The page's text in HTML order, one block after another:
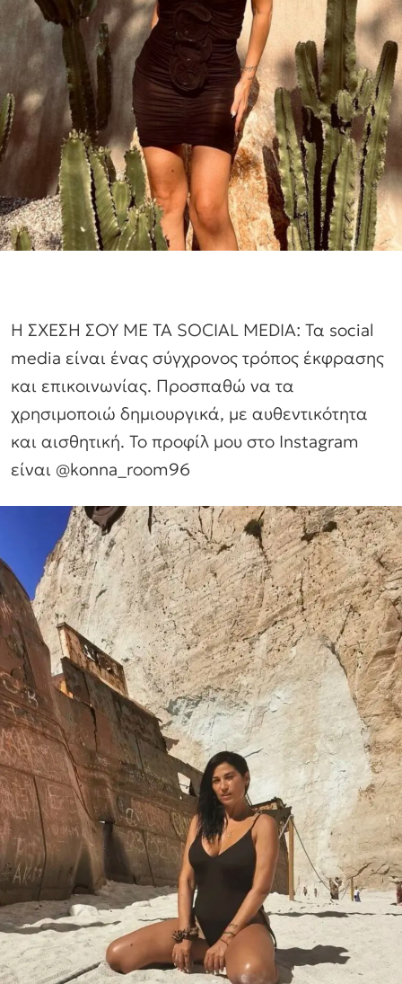
Η ΣΧΕΣΗ ΣΟΥ ΜΕ ΤΑ SOCIAL MEDIA: Τα social
media είναι ένας σύγχρονος τρόπος έκφρασης
και επικοινωνίας. Προσπαθώ να τα
χρησιμοποιώ δημιουργικά, με αυθεντικότητα
και αισθητική. Το προφίλ μου στο Instagram
είναι @konna_room96